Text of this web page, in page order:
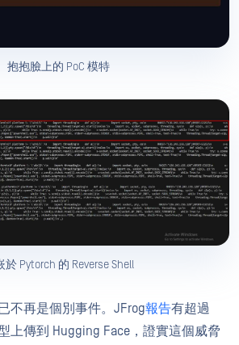
抱抱臉上的 PoC 模特
於 Pytorch 的 Reverse Shell
不再是個別事件。JFrog報告有超過
上傳到 Hugging Face，證實這個威脅